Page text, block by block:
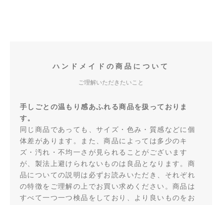
ハンドメイドの商品について
ご理解いただきたいこと
手しごとの温もり感あふれる商品を扱っておりま
す。
同じ商品であっても、サイズ・色み・質感などに個
体差があります。また、商品によっては多少のキ
ズ・汚れ・不均一さが見られることがございます
が、製法上避けられないものは良品となります。商
品についての説明は必ずお読みいただき、それぞれ
の特徴をご理解の上でお買い求めください。商品は
すべて一つ一つ検品をしており、より良いものをお